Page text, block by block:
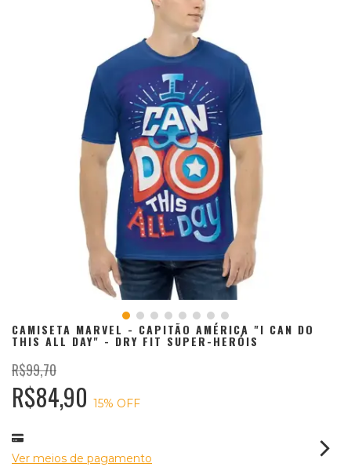
CAMISETA MARVEL - CAPITÃO AMÉRICA "I CAN DO
THIS ALL DAY" - DRY FIT SUPER-HERÓIS
R$99,70
R$84,90 15% OFF
Ver meios de pagamento